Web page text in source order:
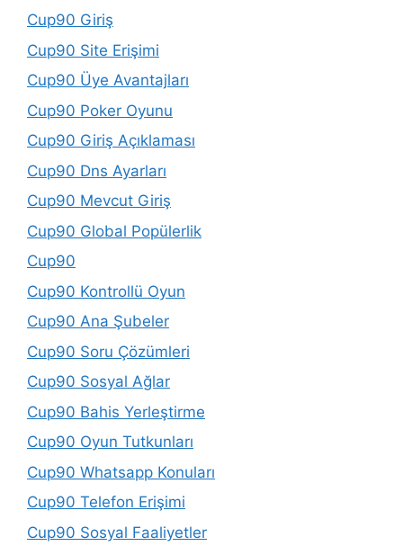
Cup90 Giriş
Cup90 Site Erişimi
Cup90 Üye Avantajları
Cup90 Poker Oyunu
Cup90 Giriş Açıklaması
Cup90 Dns Ayarları
Cup90 Mevcut Giriş
Cup90 Global Popülerlik
Cup90
Cup90 Kontrollü Oyun
Cup90 Ana Şubeler
Cup90 Soru Çözümleri
Cup90 Sosyal Ağlar
Cup90 Bahis Yerleştirme
Cup90 Oyun Tutkunları
Cup90 Whatsapp Konuları
Cup90 Telefon Erişimi
Cup90 Sosyal Faaliyetler